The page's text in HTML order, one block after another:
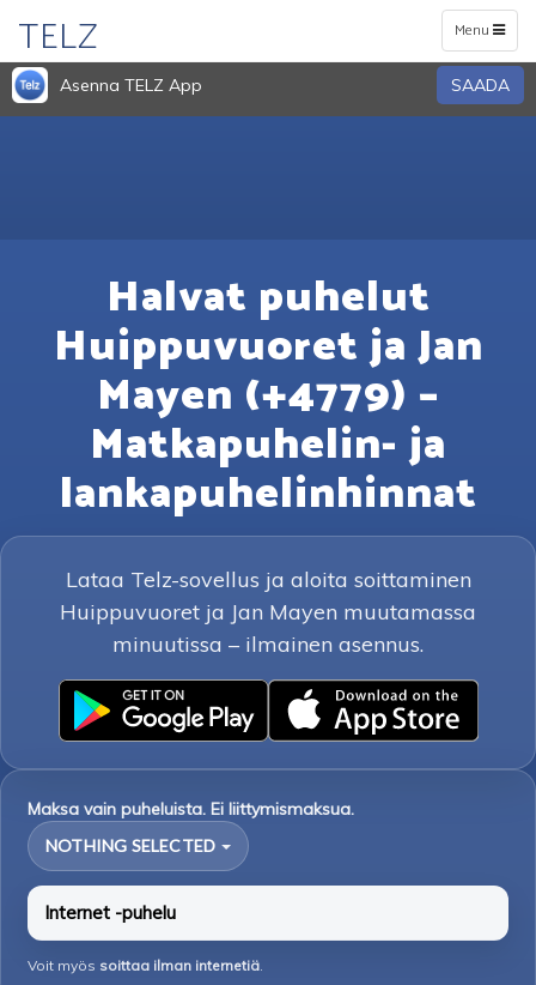
Toggle
navigation
Menu
TELZ
Asenna TELZ App SAADA
Halvat puhelut
Huippuvuoret ja Jan
Mayen (+4779) –
Matkapuhelin- ja
lankapuhelinhinnat
Lataa Telz-sovellus ja aloita soittaminen
Huippuvuoret ja Jan Mayen muutamassa
minuutissa – ilmainen asennus.
Maksa vain puheluista. Ei liittymismaksua.
NOTHING SELECTED
Internet -puhelu
Voit myös soittaa ilman internetiä.